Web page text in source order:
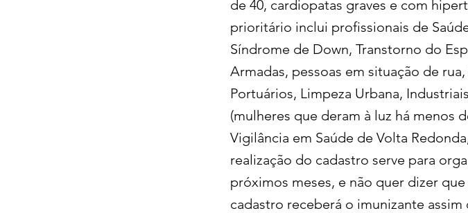
de 40, cardiopatas graves e com
prioritário inclui profissionais de
Síndrome de Down, Transtorno do
Armadas, pessoas em situação de
Portuários, Limpeza Urbana,
(mulheres que deram à luz há menos
Vigilância em Saúde de Volta
realização do cadastro serve para
próximos meses, e não quer dizer
cadastro receberá o imunizante